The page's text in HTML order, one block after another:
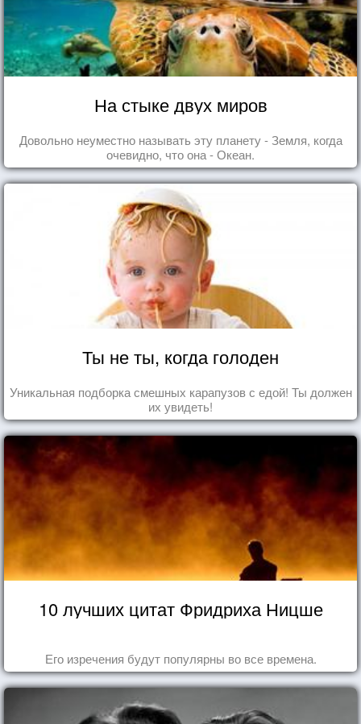
На стыке двух миров
Довольно неуместно называть эту планету - Земля, когда
очевидно, что она - Океан.
Ты не ты, когда голоден
Уникальная подборка смешных карапузов с едой! Ты должен
их увидеть!
10 лучших цитат Фридриха Ницше
Его изречения будут популярны во все времена.